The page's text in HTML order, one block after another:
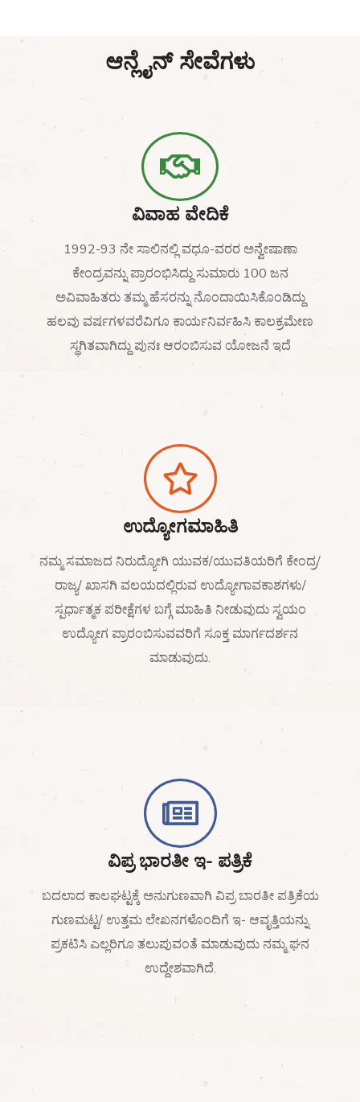
ಆನ್ಲೈನ್ ಸೇವೆಗಳು
ವಿವಾಹ ವೇದಿಕೆ
1992-93 ನೇ ಸಾಲಿನಲ್ಲಿ ವಧೂ-ವರರ ಅನ್ವೇಷಾಣಾ
ಕೇಂದ್ರವನ್ನು ಪ್ರಾರಂಭಿಸಿದ್ದು ಸುಮಾರು 100 ಜನ
ಅವಿವಾಹಿತರು ತಮ್ಮ ಹೆಸರನ್ನು ನೊಂದಾಯಿಸಿಕೊಂಡಿದ್ದು
ಹಲವು ವರ್ಷಗಳವರೆವಿಗೂ ಕಾರ್ಯನಿರ್ವಹಿಸಿ ಕಾಲಕ್ರಮೇಣ
ಸ್ಥಗಿತವಾಗಿದ್ದು ಪುನಃ ಆರಂಬಿಸುವ ಯೋಜನೆ ಇದೆ
ಉದ್ಯೋಗಮಾಹಿತಿ
ನಮ್ಮ ಸಮಾಜದ ನಿರುದ್ಯೋಗಿ ಯುವಕ/ಯುವತಿಯರಿಗೆ ಕೇಂದ್ರ/
ರಾಜ್ಯ/ ಖಾಸಗಿ ವಲಯದಲ್ಲಿರುವ ಉದ್ಯೋಗಾವಕಾಶಗಳು/
ಸ್ಪರ್ಧಾತ್ಮಕ ಪರೀಕ್ಷೆಗಳ ಬಗ್ಗೆ ಮಾಹಿತಿ ನೀಡುವುದು ಸ್ವಯಂ
ಉದ್ಯೋಗ ಪ್ರಾರಂಬಿಸುವವರಿಗೆ ಸೂಕ್ತ ಮಾರ್ಗದರ್ಶನ
ಮಾಡುವುದು.
ವಿಪ್ರ ಭಾರತೀ ಇ- ಪತ್ರಿಕೆ
ಬದಲಾದ ಕಾಲಘಟ್ಟಕ್ಕೆ ಅನುಗುಣವಾಗಿ ವಿಪ್ರ ಬಾರತೀ ಪತ್ರಿಕೆಯ
ಗುಣಮಟ್ಟ/ ಉತ್ತಮ ಲೇಖನಗಳೊಂದಿಗೆ ಇ- ಆವೃತ್ತಿಯನ್ನು
ಪ್ರಕಟಿಸಿ ಎಲ್ಲರಿಗೂ ತಲುಪುವಂತೆ ಮಾಡುವುದು ನಮ್ಮ ಘನ
ಉದ್ದೇಶವಾಗಿದೆ.